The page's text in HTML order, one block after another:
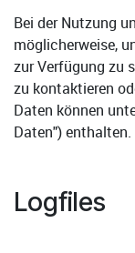
Bei der Nutzung
möglicherweise,
zur Verfügung zu
zu kontaktieren
Daten können
Daten") enthalten.
Logfiles